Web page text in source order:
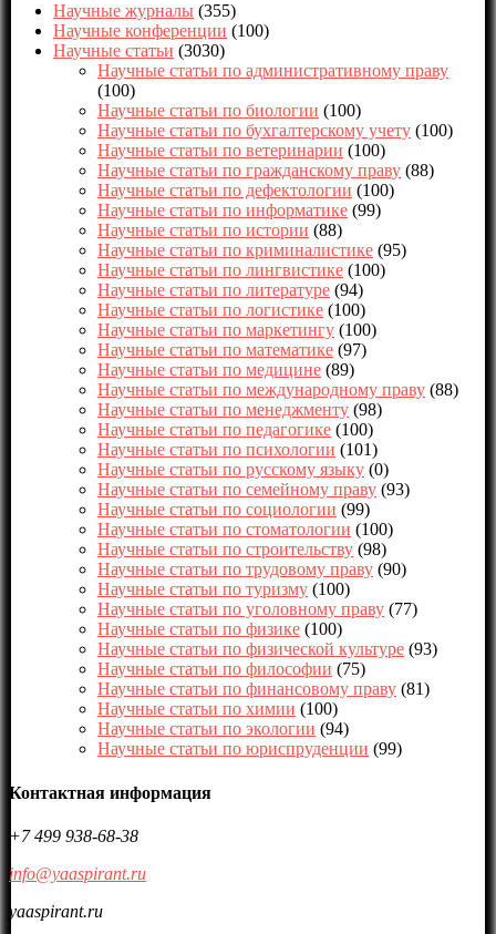
Научные журналы (355)
Научные конференции (100)
Научные статьи (3030)
Научные статьи по административному праву
(100)
Научные статьи по биологии (100)
Научные статьи по бухгалтерскому учету (100)
Научные статьи по ветеринарии (100)
Научные статьи по гражданскому праву (88)
Научные статьи по дефектологии (100)
Научные статьи по информатике (99)
Научные статьи по истории (88)
Научные статьи по криминалистике (95)
Научные статьи по лингвистике (100)
Научные статьи по литературе (94)
Научные статьи по логистике (100)
Научные статьи по маркетингу (100)
Научные статьи по математике (97)
Научные статьи по медицине (89)
Научные статьи по международному праву (88)
Научные статьи по менеджменту (98)
Научные статьи по педагогике (100)
Научные статьи по психологии (101)
Научные статьи по русскому языку (0)
Научные статьи по семейному праву (93)
Научные статьи по социологии (99)
Научные статьи по стоматологии (100)
Научные статьи по строительству (98)
Научные статьи по трудовому праву (90)
Научные статьи по туризму (100)
Научные статьи по уголовному праву (77)
Научные статьи по физике (100)
Научные статьи по физической культуре (93)
Научные статьи по философии (75)
Научные статьи по финансовому праву (81)
Научные статьи по химии (100)
Научные статьи по экологии (94)
Научные статьи по юриспруденции (99)
Контактная информация
+7 499 938-68-38
info@yaaspirant.ru
yaaspirant.ru